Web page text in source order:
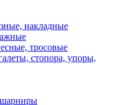
накладные
тросовые
стопора, упоры,